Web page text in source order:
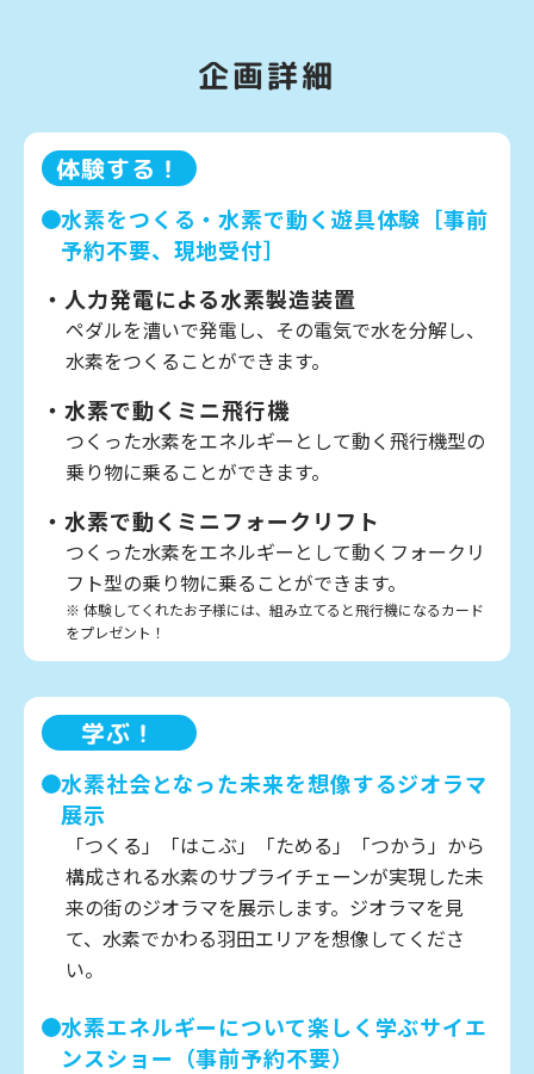
企画詳細
体験する！
水素をつくる・水素で動く遊具体験［事前
予約不要、現地受付］
人力発電による水素製造装置
ペダルを漕いで発電し、その電気で水を分解し、
水素をつくることができます。
水素で動くミニ飛行機
つくった水素をエネルギーとして動く飛行機型の
乗り物に乗ることができます。
水素で動くミニフォークリフト
つくった水素をエネルギーとして動くフォークリ
フト型の乗り物に乗ることができます。
※ 体験してくれたお子様には、組み立てると飛行機になるカード
をプレゼント！
学ぶ！
水素社会となった未来を想像するジオラマ
展示
「つくる」「はこぶ」「ためる」「つかう」から
構成される水素のサプライチェーンが実現した未
来の街のジオラマを展示します。ジオラマを見
て、水素でかわる羽田エリアを想像してくださ
い。
水素エネルギーについて楽しく学ぶサイエ
ンスショー（事前予約不要）